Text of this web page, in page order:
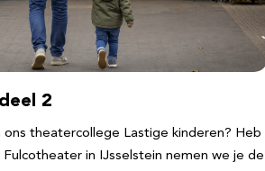
2
ons theatercollege Lastige kinderen? Heb
Fulcotheater in IJsselstein nemen we je de